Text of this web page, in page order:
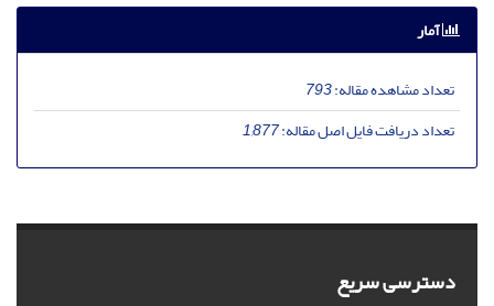
آمار
تعداد مشاهده مقاله:793
تعداد دریافت فایل اصل مقاله:1,877
دسترسی سریع